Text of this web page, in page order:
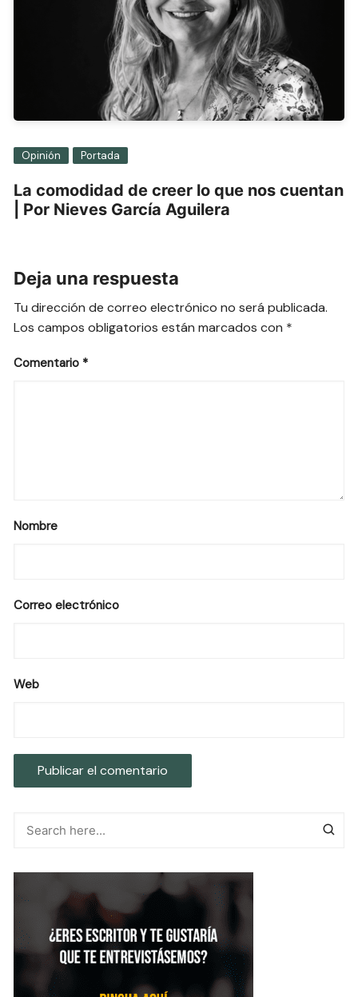
Opinión Portada
La comodidad de creer lo que nos cuentan
| Por Nieves García Aguilera
Deja una respuesta
Tu dirección de correo electrónico no será publicada.
Los campos obligatorios están marcados con *
Comentario *
Nombre
Correo electrónico
Web